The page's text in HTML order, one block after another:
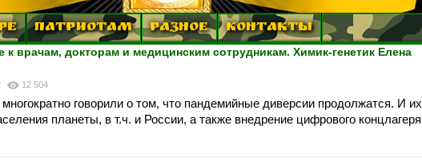
ПАТРИОТАМ РАЗНОЕ КОНТАКТЫ
докторам и медицинским сотрудникам. Химик-генетик Елена
12 504
говорили о том, что пандемийные диверсии продолжатся. И их
планеты, в т.ч. и России, а также внедрение цифрового концлагеря